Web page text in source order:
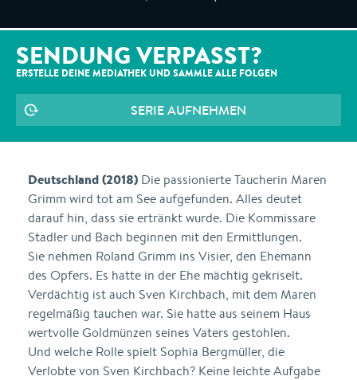
SENDUNG VERPASST?
ERSTELLE DEINE MEDIATHEK UND SAMMLE ALLE FOLGEN
SERIE AUFNEHMEN
Deutschland (2018) Die passionierte Taucherin Maren
Grimm wird tot am See aufgefunden. Alles deutet
darauf hin, dass sie ertränkt wurde. Die Kommissare
Stadler und Bach beginnen mit den Ermittlungen.
Sie nehmen Roland Grimm ins Visier, den Ehemann
des Opfers. Es hatte in der Ehe mächtig gekriselt.
Verdächtig ist auch Sven Kirchbach, mit dem Maren
regelmäßig tauchen war. Sie hatte aus seinem Haus
wertvolle Goldmünzen seines Vaters gestohlen.
Und welche Rolle spielt Sophia Bergmüller, die
Verlobte von Sven Kirchbach? Keine leichte Aufgabe